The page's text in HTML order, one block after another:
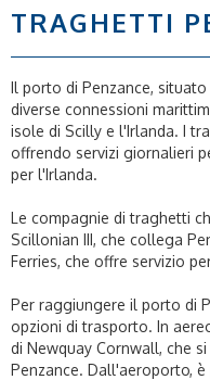
TRAGHETTI
Il porto di Penzance,
diverse connessioni
isole di Scilly e l'Irlanda. I
offrendo servizi giornalieri
per l'Irlanda.
Le compagnie di traghetti
Scillonian III, che collega
Ferries, che offre servizio
Per raggiungere il porto di
opzioni di trasporto. In
di Newquay Cornwall, che
Penzance. Dall'aeroporto,